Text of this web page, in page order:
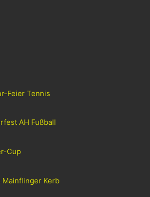
Feier Tennis
AH Fußball
Cup
Mainflinger Kerb